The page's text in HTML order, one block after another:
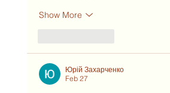
Show More
Юрій Захарченко
Feb 27